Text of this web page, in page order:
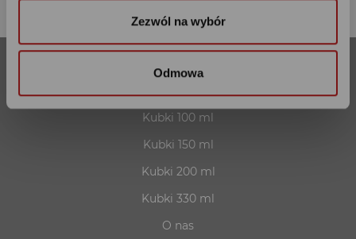
Zezwól na wybór
Odmowa
Nasza oferta
Kubki 100 ml
Kubki 150 ml
Kubki 200 ml
Kubki 330 ml
O nas